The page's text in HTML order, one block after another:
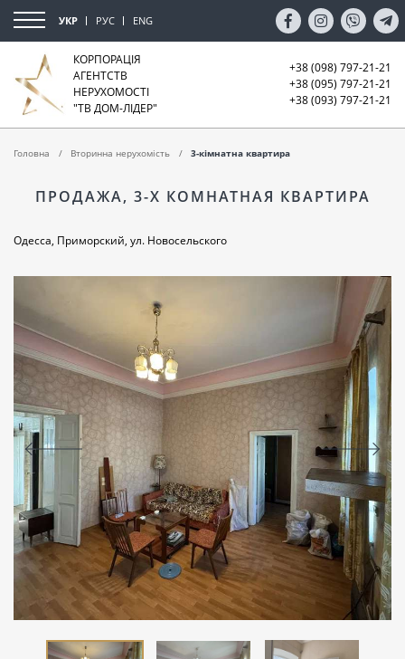
УКР РУС ENG
КОРПОРАЦІЯ
АГЕНТСТВ
НЕРУХОМОСТІ
"ТВ ДОМ-ЛІДЕР"
+38 (098) 797-21-21
+38 (095) 797-21-21
+38 (093) 797-21-21
Головна Вторинна нерухомість 3-кімнатна квартира
ПРОДАЖА, 3-Х КОМНАТНАЯ КВАРТИРА
Одесса, Приморский, ул. Новосельского